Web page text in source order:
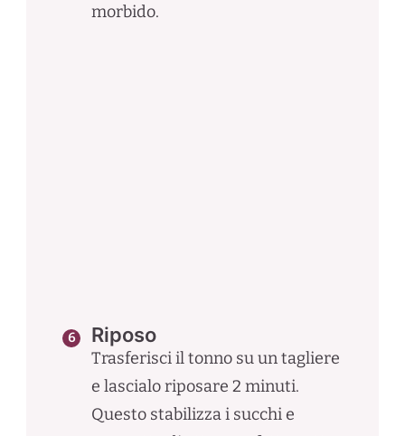
morbido.
Riposo
Trasferisci il tonno su un tagliere
e lascialo riposare 2 minuti.
Questo stabilizza i succhi e